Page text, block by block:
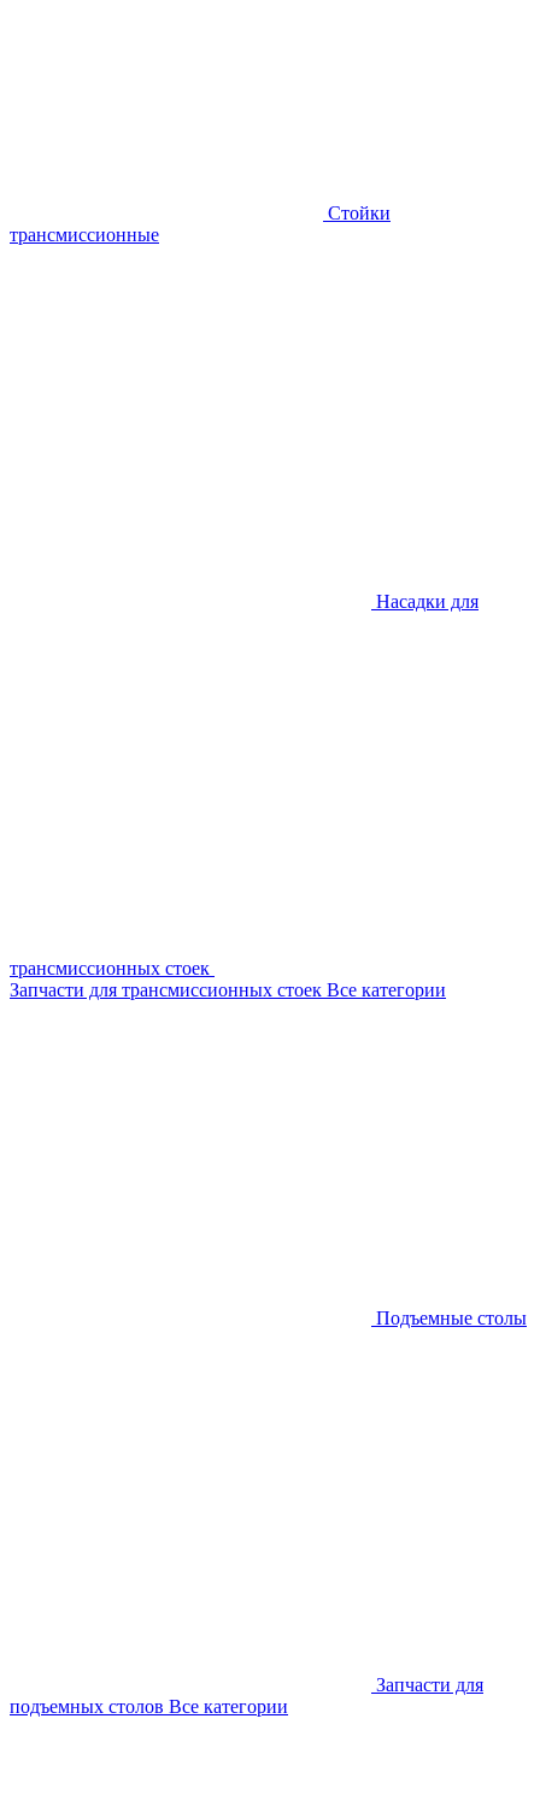
Стойки
трансмиссионные
Насадки для
трансмиссионных стоек
Запчасти для трансмиссионных стоек Все категории
Подъемные столы
Запчасти для
подъемных столов Все категории